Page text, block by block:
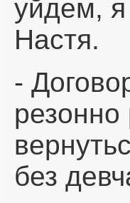
уйдем,
Настя.
-
без